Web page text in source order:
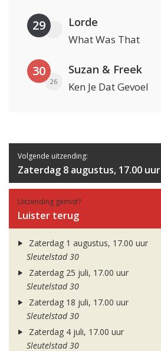
29 Lorde
What Was That
30
26
Suzan & Freek
Ken Je Dat Gevoel
Volgende uitzending:
Zaterdag 8 augustus, 17.00 uur
Uitzending gemist?
Luister terug
Zaterdag 1 augustus, 17.00 uur
Sleutelstad 30
Zaterdag 25 juli, 17.00 uur
Sleutelstad 30
Zaterdag 18 juli, 17.00 uur
Sleutelstad 30
Zaterdag 4 juli, 17.00 uur
Sleutelstad 30